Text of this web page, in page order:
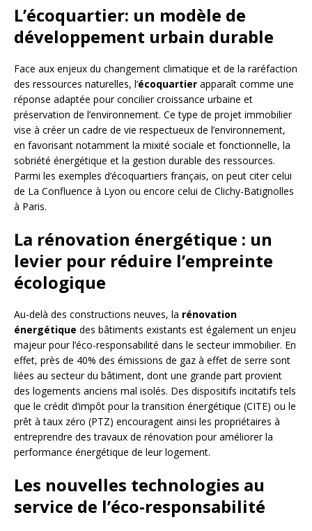
L’écoquartier: un modèle de
développement urbain durable
Face aux enjeux du changement climatique et de la raréfaction
des ressources naturelles, l’écoquartier apparaît comme une
réponse adaptée pour concilier croissance urbaine et
préservation de l’environnement. Ce type de projet immobilier
vise à créer un cadre de vie respectueux de l’environnement,
en favorisant notamment la mixité sociale et fonctionnelle, la
sobriété énergétique et la gestion durable des ressources.
Parmi les exemples d’écoquartiers français, on peut citer celui
de La Confluence à Lyon ou encore celui de Clichy-Batignolles
à Paris.
La rénovation énergétique : un
levier pour réduire l’empreinte
écologique
Au-delà des constructions neuves, la rénovation
énergétique des bâtiments existants est également un enjeu
majeur pour l’éco-responsabilité dans le secteur immobilier. En
effet, près de 40% des émissions de gaz à effet de serre sont
liées au secteur du bâtiment, dont une grande part provient
des logements anciens mal isolés. Des dispositifs incitatifs tels
que le crédit d’impôt pour la transition énergétique (CITE) ou le
prêt à taux zéro (PTZ) encouragent ainsi les propriétaires à
entreprendre des travaux de rénovation pour améliorer la
performance énergétique de leur logement.
Les nouvelles technologies au
service de l’éco-responsabilité